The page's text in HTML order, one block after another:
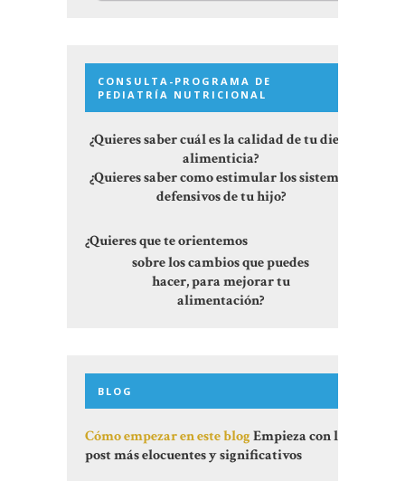
CONSULTA-PROGRAMA DE
PEDIATRÍA NUTRICIONAL
¿Quieres saber cuál es la calidad de tu dieta
alimenticia?
¿Quieres saber como estimular los sistemas
defensivos de tu hijo?
¿Quieres que te orientemos
sobre los cambios que puedes
hacer, para mejorar tu
alimentación?
BLOG
Cómo empezar en este blogEmpieza con los
post más elocuentes y significativos